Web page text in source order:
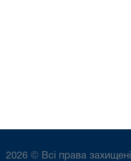
2026 © Всі права захищені